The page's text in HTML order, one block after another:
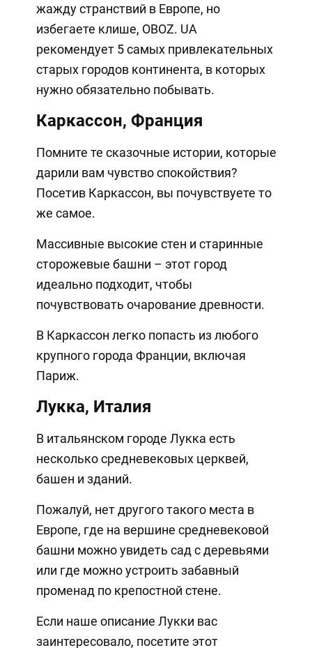
жажду странствий в Европе, но
избегаете клише, OBOZ. UA
рекомендует 5 самых привлекательных
старых городов континента, в которых
нужно обязательно побывать.
Каркассон, Франция
Помните те сказочные истории, которые
дарили вам чувство спокойствия?
Посетив Каркассон, вы почувствуете то
же самое.
Массивные высокие стен и старинные
сторожевые башни – этот город
идеально подходит, чтобы
почувствовать очарование древности.
В Каркассон легко попасть из любого
крупного города Франции, включая
Париж.
Лукка, Италия
В итальянском городе Лукка есть
несколько средневековых церквей,
башен и зданий.
Пожалуй, нет другого такого места в
Европе, где на вершине средневековой
башни можно увидеть сад с деревьями
или где можно устроить забавный
променад по крепостной стене.
Если наше описание Лукки вас
заинтересовало, посетите этот